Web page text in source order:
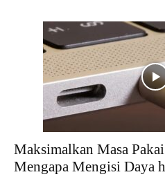
Maksimalkan Masa
Mengapa Mengisi Daya